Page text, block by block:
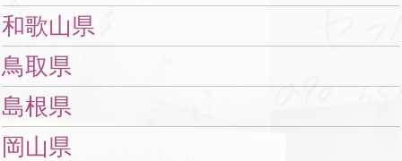
和歌山県
鳥取県
島根県
岡山県